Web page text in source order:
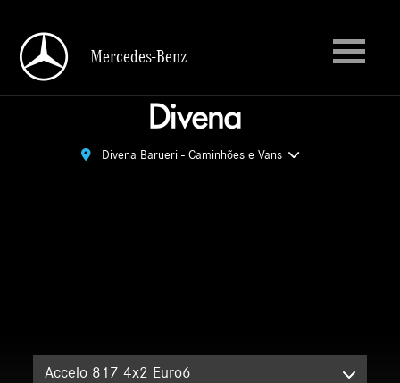
Mercedes-Benz
Divena Barueri - Caminhões e Vans
Accelo 817 4x2 Euro6
Mercedes-Benz
Divena Barueri - Caminhões e Vans